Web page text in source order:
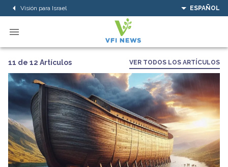
Visión para Israel ESPAÑOL
11 de 12 Artículos VER TODOS LOS ARTÍCULOS